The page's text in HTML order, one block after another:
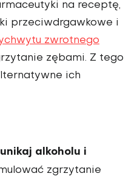
na receptę,
prze­ciwdrgawkowe i
zwrot­nego
zębami. Z tego
ich
alkoholu i
zgrzytanie